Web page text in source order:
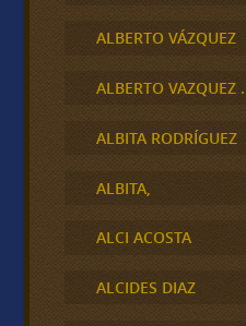
ALBERTO VÁZQUEZ
ALBERTO VAZQUEZ .
ALBITA RODRÍGUEZ
ALBITA,
ALCI ACOSTA
ALCIDES DIAZ